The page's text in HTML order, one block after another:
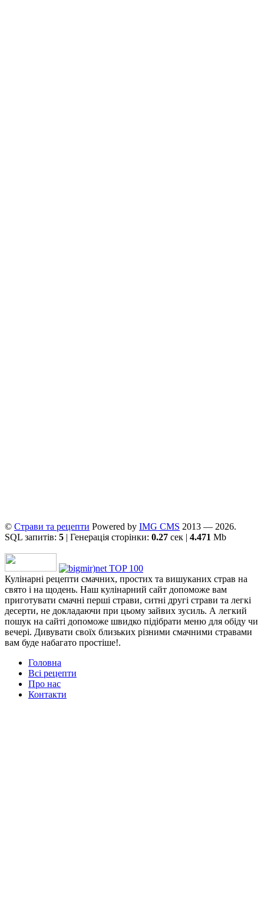
© Страви та рецепти Powered by ІMG CMS 2013 — 2026.
SQL запитів: 5 | Генерація сторінки: 0.27 сек | 4.471 Mb
Кулінарні рецепти смачних, простих та вишуканих страв на
свято і на щодень. Наш кулінарний сайт допоможе вам
приготувати смачні перші страви, ситні другі страви та легкі
десерти, не докладаючи при цьому зайвих зусиль. А легкий
пошук на сайті допоможе швидко підібрати меню для обіду чи
вечері. Дивувати своїх близьких різними смачними стравами
вам буде набагато простіше!.
Головна
Всі рецепти
Про нас
Контакти